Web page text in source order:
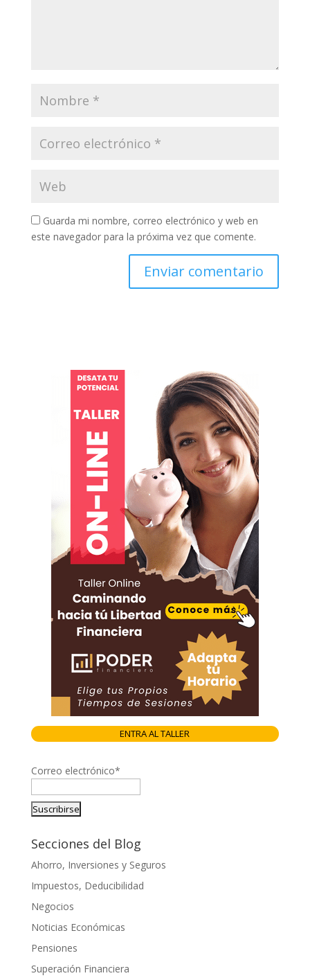
Guarda mi nombre, correo electrónico y web en
este navegador para la próxima vez que comente.
ENTRA AL TALLER
Correo electrónico*
Secciones del Blog
Ahorro, Inversiones y Seguros
Impuestos, Deducibilidad
Negocios
Noticias Económicas
Pensiones
Superación Financiera